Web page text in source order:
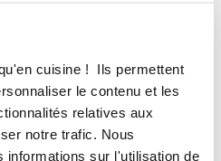
cuisine ! Ils permettent
le contenu et les
relatives aux
notre trafic. Nous
informations sur l'utilisation de